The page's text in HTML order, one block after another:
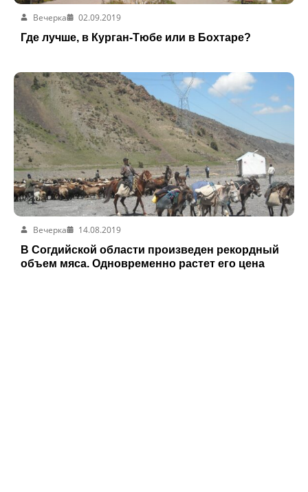
Вечерка
02.09.2019
Где лучше, в Курган-Тюбе или в Бохтаре?
Вечерка
14.08.2019
В Согдийской области произведен рекордный
объем мяса. Одновременно растет его цена